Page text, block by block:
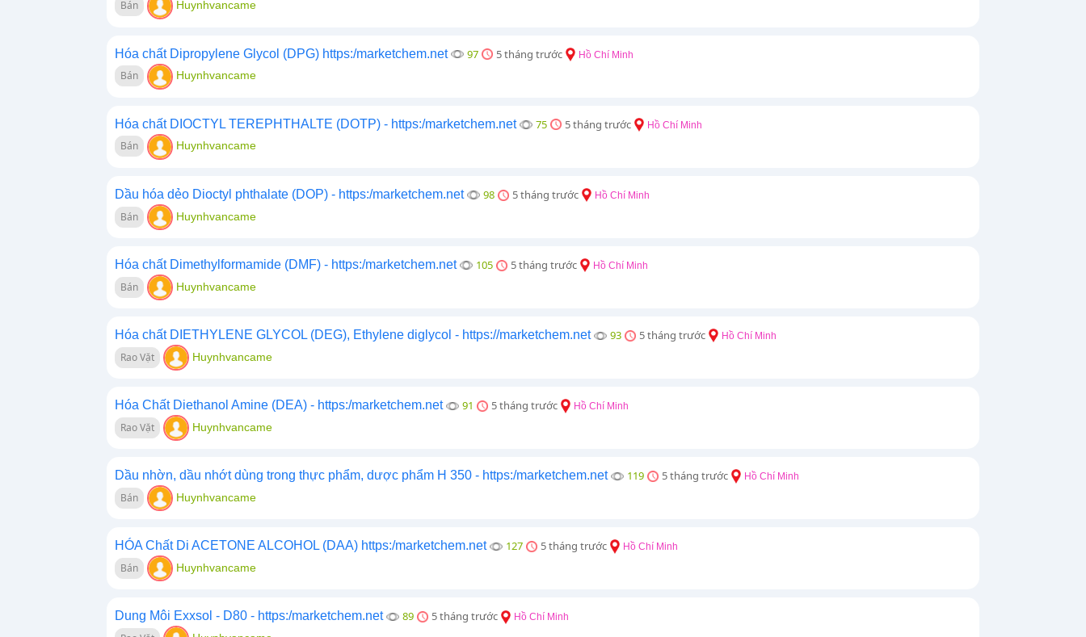
Bán Huynhvancame
Hóa chất Dipropylene Glycol (DPG) https:/marketchem.net 97 5 tháng trước Hồ Chí Minh
Bán Huynhvancame
Hóa chất DIOCTYL TEREPHTHALTE (DOTP) - https:/marketchem.net 75 5 tháng trước Hồ Chí Minh
Bán Huynhvancame
Dầu hóa dẻo Dioctyl phthalate (DOP) - https:/marketchem.net 98 5 tháng trước Hồ Chí Minh
Bán Huynhvancame
Hóa chất Dimethylformamide (DMF) - https:/marketchem.net 105 5 tháng trước Hồ Chí Minh
Bán Huynhvancame
Hóa chất DIETHYLENE GLYCOL (DEG), Ethylene diglycol - https://marketchem.net 93 5 tháng trước Hồ Chí Minh
Rao Vặt Huynhvancame
Hóa Chất Diethanol Amine (DEA) - https:/marketchem.net 91 5 tháng trước Hồ Chí Minh
Rao Vặt Huynhvancame
Dầu nhờn, dầu nhớt dùng trong thực phẩm, dược phẩm H 350 - https:/marketchem.net 119 5 tháng trước Hồ Chí Minh
Bán Huynhvancame
HÓA Chất Di ACETONE ALCOHOL (DAA) https:/marketchem.net 127 5 tháng trước Hồ Chí Minh
Bán Huynhvancame
Dung Môi Exxsol - D80 - https:/marketchem.net 89 5 tháng trước Hồ Chí Minh